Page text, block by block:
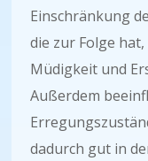
Einschränkung
die zur Folge
Müdigkeit und
Außerdem
dadurch gut in